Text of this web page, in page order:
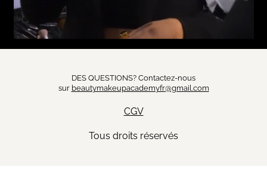
DES QUESTIONS? Contactez-nous
sur beautymakeupacademyfr@gmail.com
CGV
Tous droits réservés